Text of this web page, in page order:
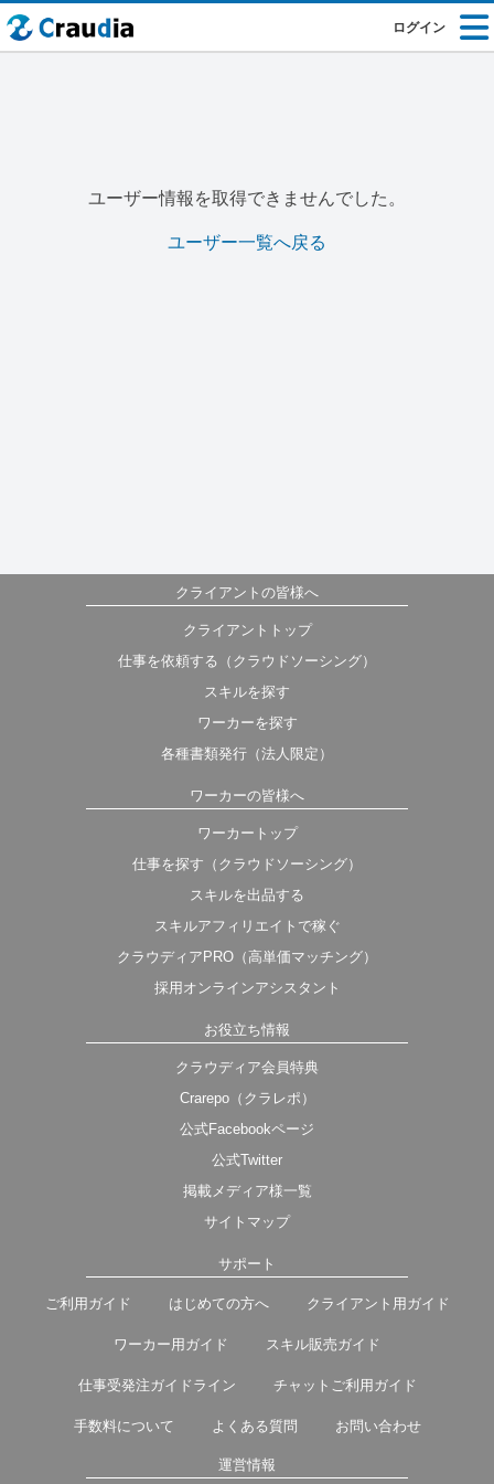
ログイン
ユーザー情報を取得できませんでした。
ユーザー一覧へ戻る
クライアントの皆様へ
クライアントトップ
仕事を依頼する（クラウドソーシング）
スキルを探す
ワーカーを探す
各種書類発行（法人限定）
ワーカーの皆様へ
ワーカートップ
仕事を探す（クラウドソーシング）
スキルを出品する
スキルアフィリエイトで稼ぐ
クラウディアPRO（高単価マッチング）
採用オンラインアシスタント
お役立ち情報
クラウディア会員特典
Crarepo（クラレポ）
公式Facebookページ
公式Twitter
掲載メディア様一覧
サイトマップ
サポート
ご利用ガイド はじめての方へ クライアント用ガイド
ワーカー用ガイド スキル販売ガイド
仕事受発注ガイドライン チャットご利用ガイド
手数料について よくある質問 お問い合わせ
運営情報